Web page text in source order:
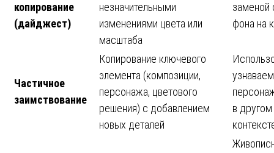
копирование
(дайджест)
незначительными
изменениями цвета или
масштаба
заменой
фона на
Частичное
заимствование
Копирование ключевого
элемента (композиции,
персонажа, цветового
решения) с добавлением
новых деталей
в другом